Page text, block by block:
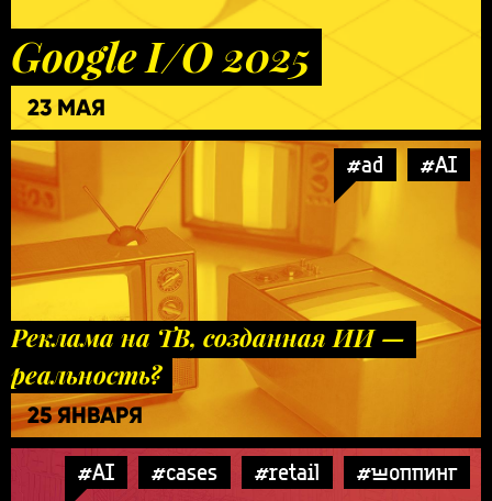
Google I/O 2025
23 МАЯ
#ad #AI
Реклама на ТВ, созданная ИИ —
реальность?
25 ЯНВАРЯ
#AI #cases #retail #шоппинг